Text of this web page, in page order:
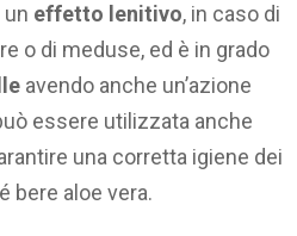
effetto lenitivo, in caso di
o di meduse, ed è in grado
avendo anche un’azione
essere utilizzata anche
una corretta igiene dei
bere aloe vera.